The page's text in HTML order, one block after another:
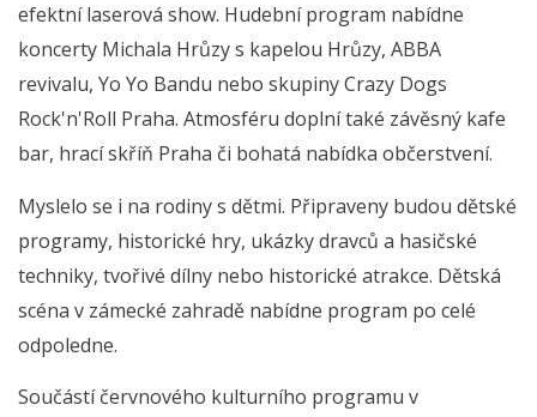
efektní laserová show. Hudební program nabídne
koncerty Michala Hrůzy s kapelou Hrůzy, ABBA
revivalu, Yo Yo Bandu nebo skupiny Crazy Dogs
Rock'n'Roll Praha. Atmosféru doplní také závěsný kafe
bar, hrací skříň Praha či bohatá nabídka občerstvení.
Myslelo se i na rodiny s dětmi. Připraveny budou dětské
programy, historické hry, ukázky dravců a hasičské
techniky, tvořivé dílny nebo historické atrakce. Dětská
scéna v zámecké zahradě nabídne program po celé
odpoledne.
Součástí červnového kulturního programu v